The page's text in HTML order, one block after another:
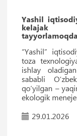
Yashil
kelajak
tayyorlamoqda
“Yashil”
toza
ishlay
sababli
qo‘yilgan –
ekologik
29.01.2026